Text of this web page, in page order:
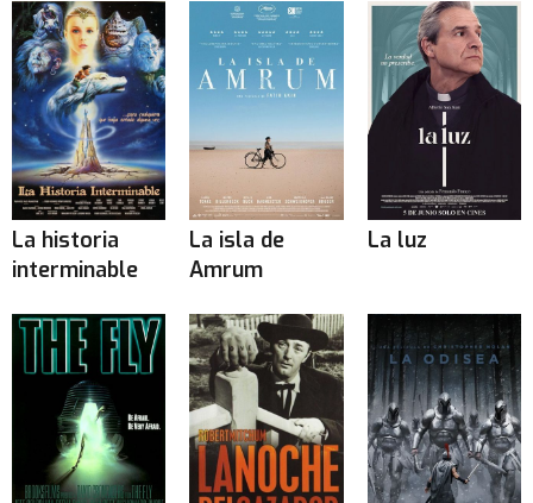
La historia
interminable
La isla de
Amrum
La luz